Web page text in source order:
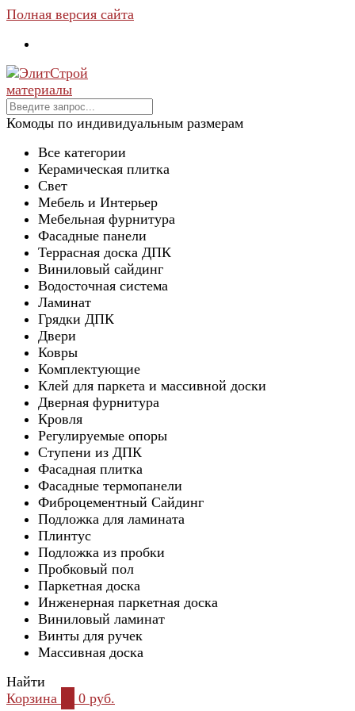
Полная версия сайта
Комоды по индивидуальным размерам
Все категории
Керамическая плитка
Свет
Мебель и Интерьер
Мебельная фурнитура
Фасадные панели
Террасная доска ДПК
Виниловый сайдинг
Водосточная система
Ламинат
Грядки ДПК
Двери
Ковры
Комплектующие
Клей для паркета и массивной доски
Дверная фурнитура
Кровля
Регулируемые опоры
Ступени из ДПК
Фасадная плитка
Фасадные термопанели
Фиброцементный Сайдинг
Подложка для ламината
Плинтус
Подложка из пробки
Пробковый пол
Паркетная доска
Инженерная паркетная доска
Виниловый ламинат
Винты для ручек
Массивная доска
Найти
Корзина
0 руб.